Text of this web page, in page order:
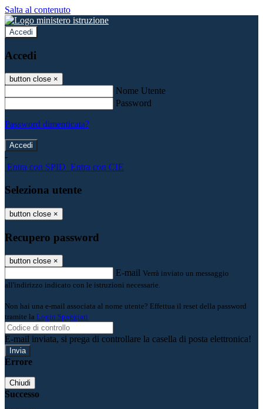
Salta al contenuto
Accedi
Accedi
button close ×
Nome Utente
Password
Password dimenticata?
-
Entra con SPID Entra con CIE
Seleziona utente
button close ×
Recupero password
button close ×
E-mail Verrà inviato un messaggio
all'indirizzo indicato con le istruzioni necessarie.
Non hai una e-mail associata al nome utente? Effettua il reset della password
tramite la Login Spaggiari
E-mail inviata, si prega di controllare la casella di posta elettronica!
Errore
Chiudi
Successo